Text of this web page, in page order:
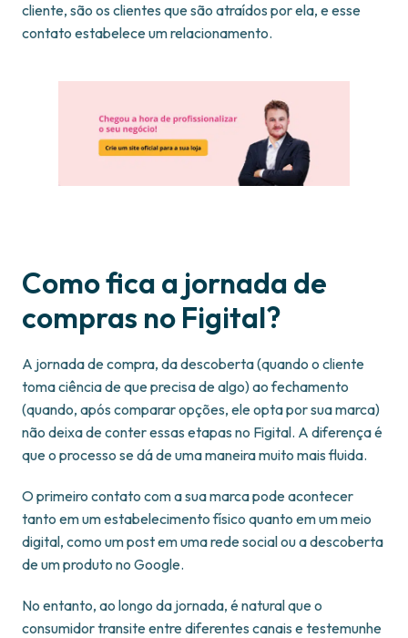
cliente, são os clientes que são atraídos por ela, e esse
contato estabelece um relacionamento.
Como fica a jornada de
compras no Figital?
A jornada de compra, da descoberta (quando o cliente
toma ciência de que precisa de algo) ao fechamento
(quando, após comparar opções, ele opta por sua marca)
não deixa de conter essas etapas no Figital. A diferença é
que o processo se dá de uma maneira muito mais fluida.
O primeiro contato com a sua marca pode acontecer
tanto em um estabelecimento físico quanto em um meio
digital, como um post em uma rede social ou a descoberta
de um produto no Google.
No entanto, ao longo da jornada, é natural que o
consumidor transite entre diferentes canais e testemunhe